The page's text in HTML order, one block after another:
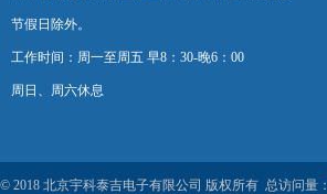
节假日除外。
工作时间：周一至周五 早8：30-晚6：00
周日、周六休息
© 2018 北京宇科泰吉电子有限公司 版权所有 总访问量：